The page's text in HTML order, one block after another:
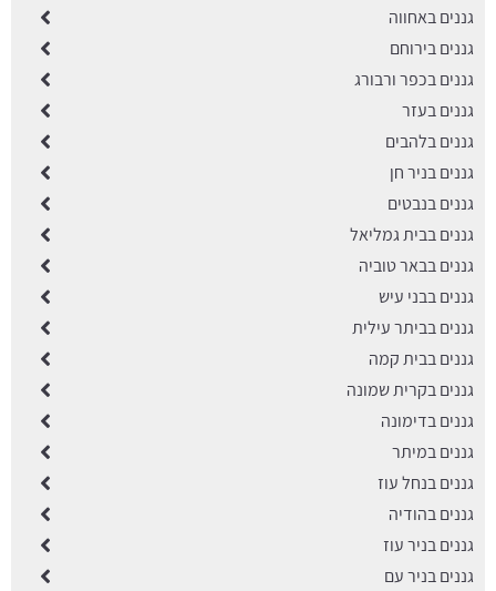
גננים באחווה
גננים בירוחם
גננים בכפר ורבורג
גננים בעזר
גננים בלהבים
גננים בניר חן
גננים בנבטים
גננים בבית גמליאל
גננים בבאר טוביה
גננים בבני עיש
גננים בביתר עילית
גננים בבית קמה
גננים בקרית שמונה
גננים בדימונה
גננים במיתר
גננים בנחל עוז
גננים בהודיה
גננים בניר עוז
גננים בניר עם